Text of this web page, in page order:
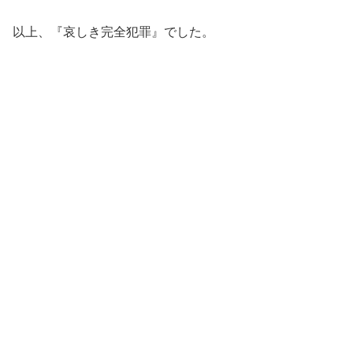
以上、『哀しき完全犯罪』でした。